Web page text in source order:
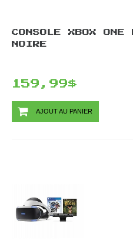
CONSOLE XBOX
NOIRE
159,99$
AJOUT AU PANIER